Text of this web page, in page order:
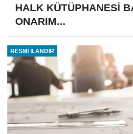
HALK KÜTÜPHANESİ
ONARIM...
RESMİ İLANDIR